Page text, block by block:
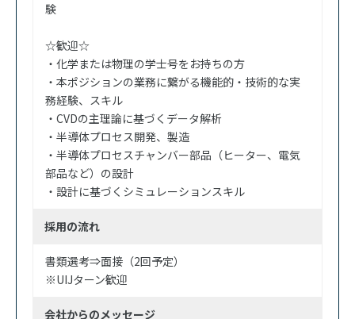
験
☆歓迎☆
・化学または物理の学士号をお持ちの方
・本ポジションの業務に繋がる機能的・技術的な実
務経験、スキル
・CVDの主理論に基づくデータ解析
・半導体プロセス開発、製造
・半導体プロセスチャンバー部品（ヒーター、電気
部品など）の設計
・設計に基づくシミュレーションスキル
採用の流れ
書類選考⇒面接（2回予定）
※UIJターン歓迎
会社からのメッセージ